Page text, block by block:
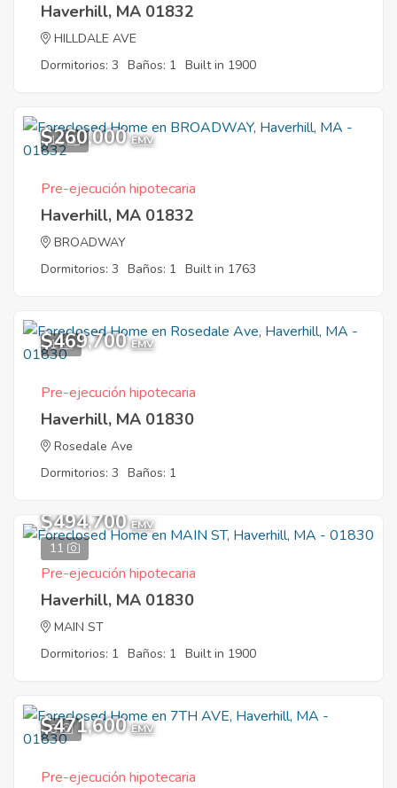
Haverhill, MA 01832
HILLDALE AVE
Dormitorios: 3 Baños: 1 Built in 1900
11
$260,000 EMV
Pre-ejecución hipotecaria
Haverhill, MA 01832
BROADWAY
Dormitorios: 3 Baños: 1 Built in 1763
1
$469,700 EMV
Pre-ejecución hipotecaria
Haverhill, MA 01830
Rosedale Ave
Dormitorios: 3 Baños: 1
11
$494,700 EMV
Pre-ejecución hipotecaria
Haverhill, MA 01830
MAIN ST
Dormitorios: 1 Baños: 1 Built in 1900
8
$471,600 EMV
Pre-ejecución hipotecaria